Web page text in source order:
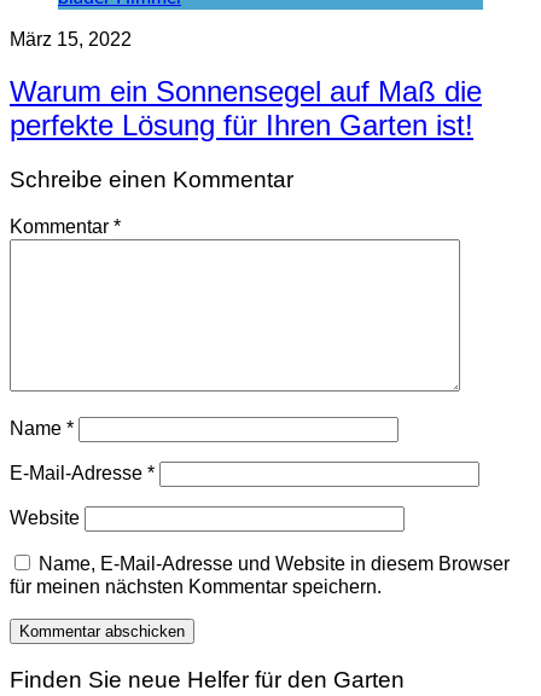
März 15, 2022
Warum ein Sonnensegel auf Maß die
perfekte Lösung für Ihren Garten ist!
Schreibe einen Kommentar
Kommentar *
Name *
E-Mail-Adresse *
Website
Name, E-Mail-Adresse und Website in diesem Browser
für meinen nächsten Kommentar speichern.
Finden Sie neue Helfer für den Garten